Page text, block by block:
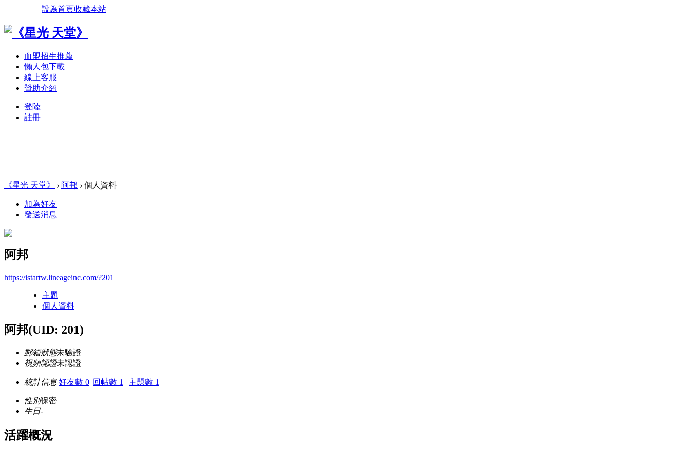
設為首頁收藏本站
血盟招生推薦
懶人包下載
線上客服
贊助介紹
登陸
註冊
《星光 天堂》 › 阿邦 › 個人資料
加為好友
發送消息
阿邦
https://istartw.lineageinc.com/?201
主題
個人資料
阿邦(UID: 201)
郵箱狀態未驗證
視頻認證未認證
統計信息 好友數 0 |回帖數 1 | 主題數 1
性別保密
生日-
活躍概況